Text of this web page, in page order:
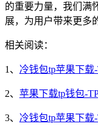
的重要力量，我们满
展，为用户带来更多
相关阅读：
1、 冷钱包tp苹果下载
2、 苹果下载tp钱包-
3、 冷钱包tp苹果下载